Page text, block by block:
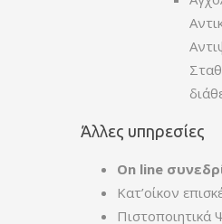
Άλλες υπηρεσίες
On line
Κατ’οίκον
Πιστοποιητικά